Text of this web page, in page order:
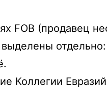
FOB (продавец
Коллегии